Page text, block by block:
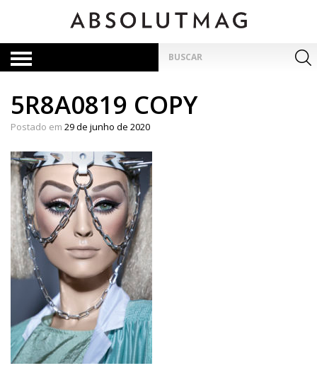
por:
5R8A0819 COPY
Postado em 29 de junho de 2020